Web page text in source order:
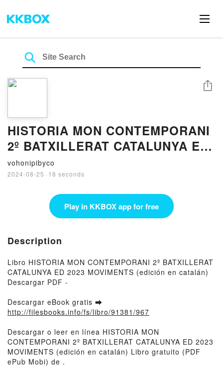
HISTORIA MON CONTEMPORANI
2º BATXILLERAT CATALUNYA ED
2023 MOVIMENTS (edición en
catalán) leer el libro pdf
vohonipibyco
2024-08-25 · 18 seconds
Share
Play in KKBOX app for free
Description
Libro HISTORIA MON CONTEMPORANI 2º BATXILLERAT
CATALUNYA ED 2023 MOVIMENTS (edición en catalán)
Descargar PDF -
Descargar eBook gratis ➡
http://filesbooks.info/fs/libro/91381/967
Descargar o leer en línea HISTORIA MON
CONTEMPORANI 2º BATXILLERAT CATALUNYA ED 2023
MOVIMENTS (edición en catalán) Libro gratuito (PDF
ePub Mobi) de .